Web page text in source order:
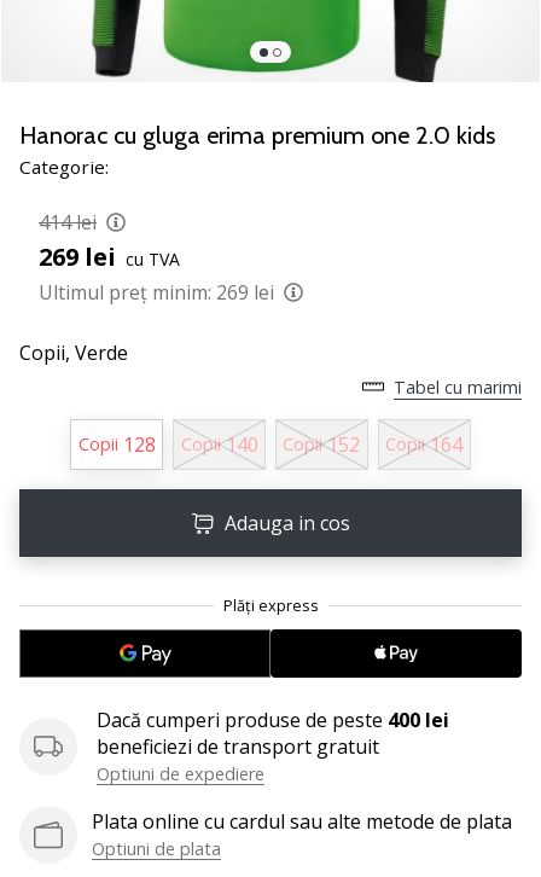
baschet
un
fan
al
ca
și
noi?
nouă
Ambasador
brandului.
toate
articolele
Hanorac cu gluga erima premium one 2.0 kids
Categorie:
414 lei
269 lei cu TVA
Ultimul preț minim: 269 lei
Copii, Verde
Tabel cu marimi
Copii 128 Copii 140 Copii 152 Copii 164
Adauga in cos
Dacă cumperi produse de peste 400 lei
beneficiezi de transport gratuit
Optiuni de expediere
Plata online cu cardul sau alte metode de plata
Optiuni de plata